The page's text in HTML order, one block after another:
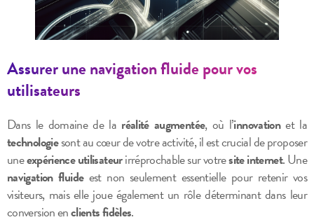
Assurer une navigation fluide pour vos
utilisateurs
Dans le domaine de la réalité augmentée, où l’innovationet la
technologiesont au cœur de votre activité, il est crucial de proposer
uneexpérience utilisateurirréprochable sur votresite internet. Une
navigation fluideest non seulement essentielle pour retenir vos
visiteurs, mais elle joue également un rôle déterminant dans leur
conversion enclients fidèles.